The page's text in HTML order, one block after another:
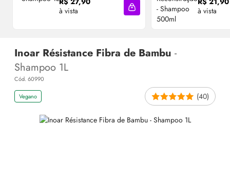
à vista
Adicionar à sacola
à vista
Inoar Résistance Fibra de Bambu -
Shampoo 1L
Cód. 60990
Vegano (40)